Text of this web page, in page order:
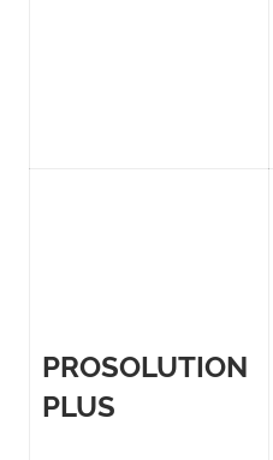
PROSOLUTION
PLUS